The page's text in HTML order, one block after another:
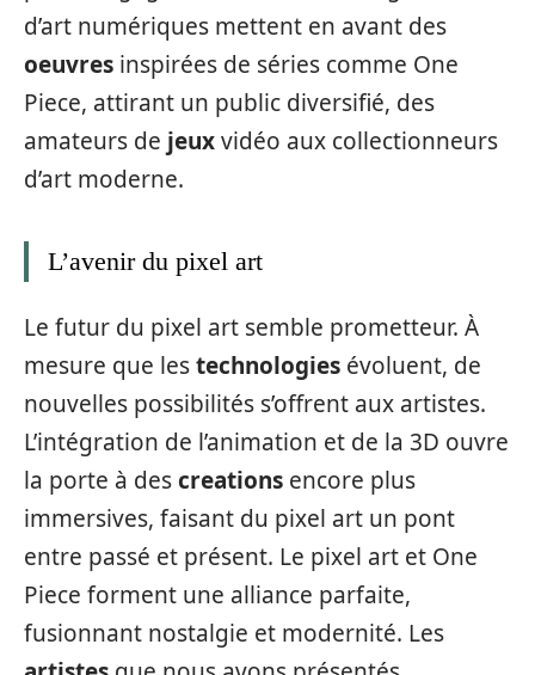
d’art numériques mettent en avant des
oeuvres inspirées de séries comme One
Piece, attirant un public diversifié, des
amateurs de jeuxvidéo aux collectionneurs
d’art moderne.
L’avenir du pixel art
Le futur du pixel art semble prometteur. À
mesure que lestechnologies évoluent, de
nouvelles possibilités s’offrent aux artistes.
L’intégration de l’animation et de la 3D ouvre
la porte à descreations encore plus
immersives, faisant du pixel art un pont
entre passé et présent. Le pixel art et One
Piece forment une alliance parfaite,
fusionnant nostalgie et modernité. Les